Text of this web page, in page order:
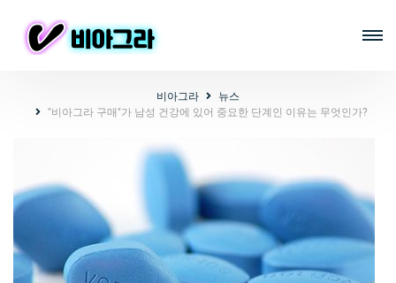
비아그라
뉴스
"비아그라 구매"가 남성 건강에 있어 중요한 단계인 이유는 무엇인가?